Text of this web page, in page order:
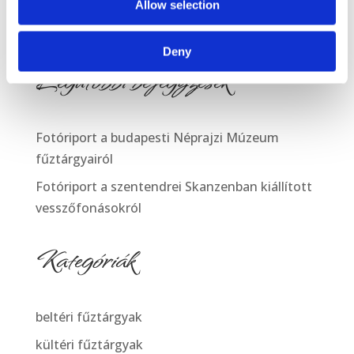
Allow selection
Deny
Legutóbbi bejegyzések
Fotóriport a budapesti Néprajzi Múzeum
fűztárgyairól
Fotóriport a szentendrei Skanzenban kiállított
vesszőfonásokról
Kategóriák
beltéri fűztárgyak
kültéri fűztárgyak